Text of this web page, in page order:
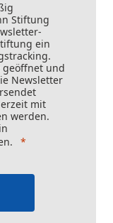
Stiftung
ein
geöffnet und
Newsletter
mit
werden.
.